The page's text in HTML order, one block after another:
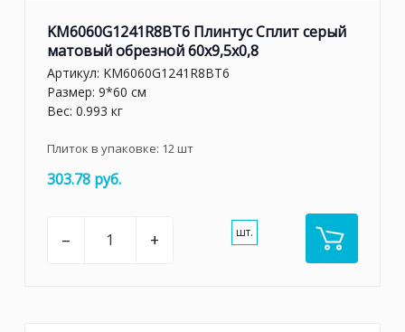
KM6060G1241R8BT6 Плинтус Сплит серый
матовый обрезной 60x9,5x0,8
Артикул: KM6060G1241R8BT6
Размер: 9*60 см
Вес: 0.993 кг
Плиток в упаковке: 12шт
303.78 руб.
– + шт.